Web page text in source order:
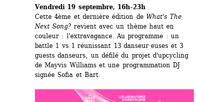
Vendredi 19 septembre, 16h-23h
Cette 4ème et dernière édition de What's The
Next Song? revient avec un thème haut en
couleur : l'extravagance. Au programme : un
battle 1 vs 1 réunissant 13 danseur·euses et 3
guests danseurs, un défilé du projet d'upcycling
de Mayvis Williams et une programmation DJ
signée Sofia et Bart.